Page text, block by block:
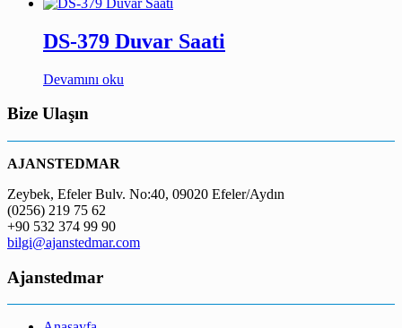
DS-379 Duvar Saati
Devamını oku
Bize Ulaşın
AJANSTEDMAR
Zeybek, Efeler Bulv. No:40, 09020 Efeler/Aydın
(0256) 219 75 62
+90 532 374 99 90
bilgi@ajanstedmar.com
Ajanstedmar